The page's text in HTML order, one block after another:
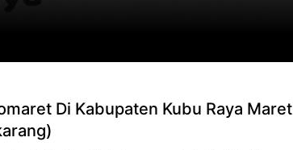
Di Kabupaten Kubu Raya Maret